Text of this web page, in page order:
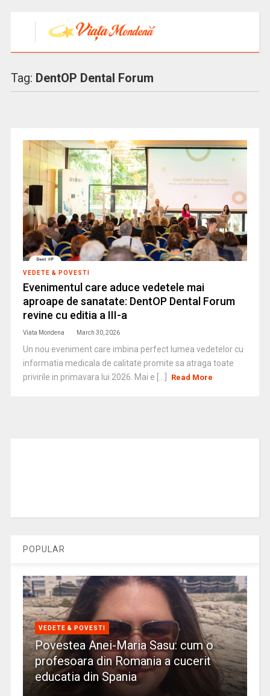
Tag: DentOP Dental Forum
VEDETE & POVESTI
Evenimentul care aduce vedetele mai
aproape de sanatate: DentOP Dental Forum
revine cu editia a III-a
Viata Mondena March 30, 2026
Un nou eveniment care imbina perfect lumea vedetelor cu
informatia medicala de calitate promite sa atraga toate
privirile in primavara lui 2026. Mai e [...]
Read More
POPULAR
VEDETE & POVESTI
Povestea Anei-Maria Sasu: cum o
profesoara din Romania a cucerit
educatia din Spania